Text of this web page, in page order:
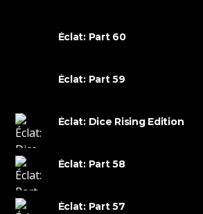
Éclat: Part 60
Éclat: Part 59
Éclat: Dice Rising Edition
Éclat: Part 58
Éclat: Part 57